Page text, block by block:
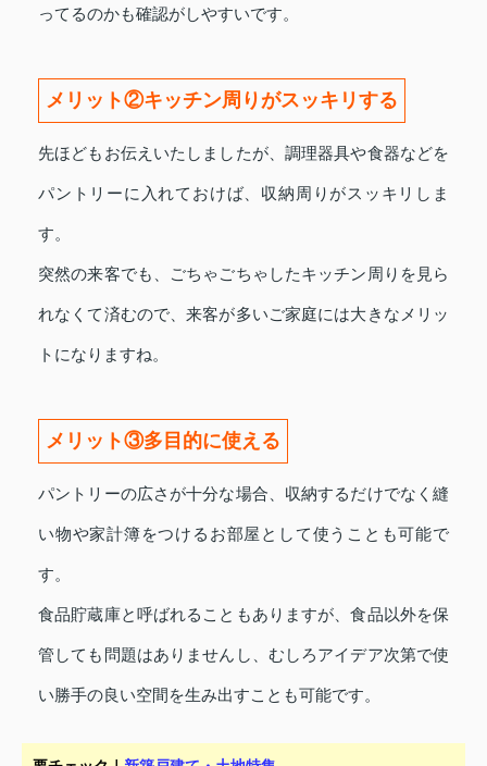
ってるのかも確認がしやすいです。
メリット②キッチン周りがスッキリする
先ほどもお伝えいたしましたが、調理器具や食器などを
パントリーに入れておけば、収納周りがスッキリしま
す。
突然の来客でも、ごちゃごちゃしたキッチン周りを見ら
れなくて済むので、来客が多いご家庭には大きなメリッ
トになりますね。
メリット③多目的に使える
パントリーの広さが十分な場合、収納するだけでなく縫
い物や家計簿をつけるお部屋として使うことも可能で
す。
食品貯蔵庫と呼ばれることもありますが、食品以外を保
管しても問題はありませんし、むしろアイデア次第で使
い勝手の良い空間を生み出すことも可能です。